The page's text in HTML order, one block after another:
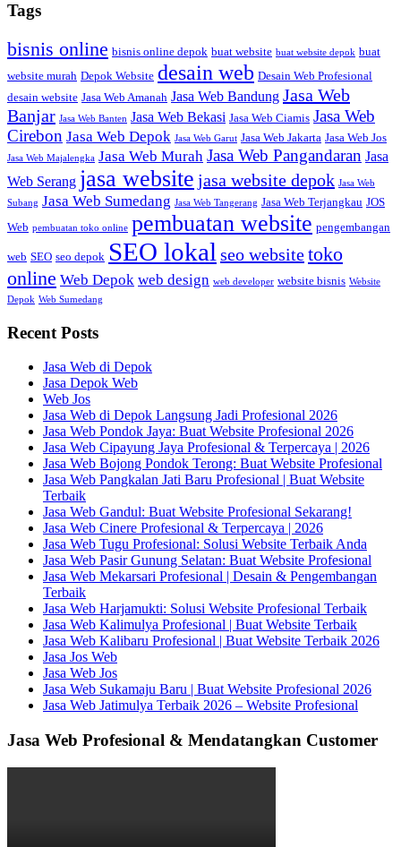
Tags
bisnis online bisnis online depok buat website buat website depok buat
website murah Depok Website desain web Desain Web Profesional
desain website Jasa Web Amanah Jasa Web Bandung Jasa Web
Banjar Jasa Web Banten Jasa Web Bekasi Jasa Web Ciamis Jasa Web
Cirebon Jasa Web Depok Jasa Web Garut Jasa Web Jakarta Jasa Web Jos
Jasa Web Majalengka Jasa Web Murah Jasa Web Pangandaran Jasa
Web Serang jasa website jasa website depok Jasa Web
Subang Jasa Web Sumedang Jasa Web Tangerang Jasa Web Terjangkau JOS
Web pembuatan toko online pembuatan website pengembangan
web SEO seo depok SEO lokal seo websitetoko
online Web Depok web design web developer website bisnis Website
Depok Web Sumedang
Recent Posts
Jasa Web di Depok
Jasa Depok Web
Web Jos
Jasa Web di Depok Langsung Jadi Profesional 2026
Jasa Web Pondok Jaya: Buat Website Profesional 2026
Jasa Web Cipayung Jaya Profesional & Terpercaya | 2026
Jasa Web Bojong Pondok Terong: Buat Website Profesional
Jasa Web Pangkalan Jati Baru Profesional | Buat Website
Terbaik
Jasa Web Gandul: Buat Website Profesional Sekarang!
Jasa Web Cinere Profesional & Terpercaya | 2026
Jasa Web Tugu Profesional: Solusi Website Terbaik Anda
Jasa Web Pasir Gunung Selatan: Buat Website Profesional
Jasa Web Mekarsari Profesional | Desain & Pengembangan
Terbaik
Jasa Web Harjamukti: Solusi Website Profesional Terbaik
Jasa Web Kalimulya Profesional | Buat Website Terbaik
Jasa Web Kalibaru Profesional | Buat Website Terbaik 2026
Jasa Jos Web
Jasa Web Jos
Jasa Web Sukamaju Baru | Buat Website Profesional 2026
Jasa Web Jatimulya Terbaik 2026 – Website Profesional
Jasa Web Profesional & Mendatangkan Customer